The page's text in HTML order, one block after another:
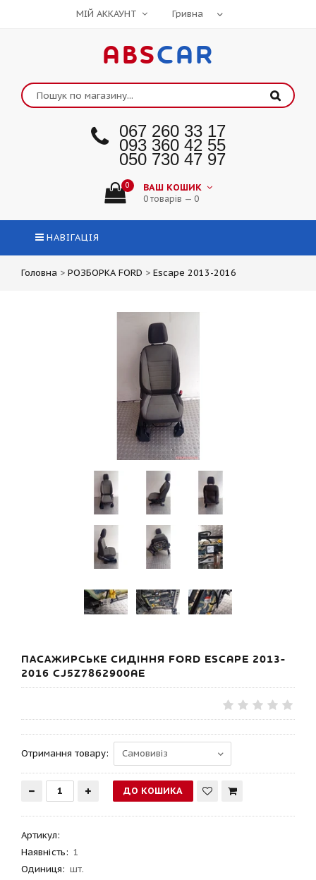
МІЙ АККАУНТ
ABSCAR
067 260 33 17
093 360 42 55
050 730 47 97
0 ВАШ КОШИК
0 товарів — 0
НАВІГАЦІЯ
Головна > РОЗБОРКА FORD > Escape 2013-2016
ПАСАЖИРСЬКЕ СИДІННЯ FORD ESCAPE 2013-
2016 CJ5Z7862900AE
Отримання товару:
Артикул:
Наявність: 1
Одиниця: шт.